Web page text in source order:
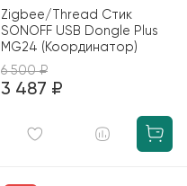
Zigbee/Thread Стик
SONOFF USB Dongle Plus
MG24 (Координатор)
6 500 ₽
3 487 ₽